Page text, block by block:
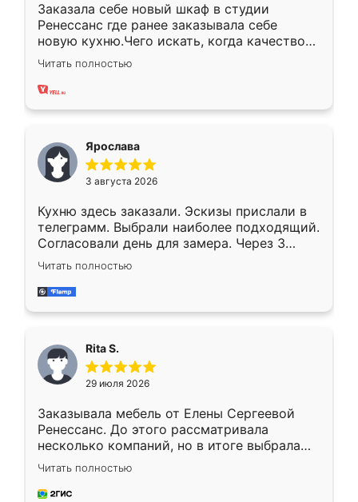
Заказала себе новый шкаф в студии
Ренессанс где ранее заказывала себе
новую кухню.Чего искать, когда качеством
вполне довольна. Служит кухня уже почти
два года, нареканий нет.
Читать полностью
Ярослава
3 августа 2026
Кухню здесь заказали. Эскизы прислали в
телеграмм. Выбрали наиболее подходящий.
Согласовали день для замера. Через 3
недели кухня была уже готова. Остались
довольны работой. Спасибо Ренессанс
мебель за качественную работу!
Читать полностью
Rita S.
29 июля 2026
Заказывала мебель от Елены Сергеевой
Ренессанс. До этого рассматривала
несколько компаний, но в итоге выбрала
эту. Сначала обговорили условия, потом
приехал замерщик, всё спокойно объяснил
и снял размеры. Изготовили в срок, с
Читать полностью